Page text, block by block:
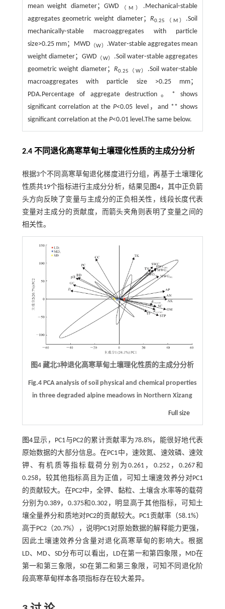
mean weight diameter；GWD （M） .Mechanical⁃stable
aggregates geometric weight diameter；R0.25（M） .Soil
mechanically⁃stable macroaggregates with particle
size>0.25 mm；MWD （W）
.Water⁃stable aggregates mean
weight diameter；GWD （W）
.Soil water⁃stable aggregates
geometric weight diameter； R0.25（W）
.Soil water-stable
macroaggregates with particle size >0.25 mm；
PDA.Percentage of aggregate destruction。* shows
significant correlation at theP<0.05 level，and ** shows
significant correlation at the P<0.01 level.The same below.
2.4 不同退化高寒草甸土壤理化性质的主成分分析
根据3个不同高寒草甸退化梯度进行分组，再基于土壤理化
性质共19个指标进行主成分分析，结果见图4 ，其中正负箭
头方向反映了变量与主成分的正负相关性，线段长度代表
变量对主成分的贡献度，而箭头夹角则表明了变量之间的
相关性。
图4 藏北3种退化高寒草甸土壤理化性质的主成分分析
Fig.4 PCA analysis of soil physical and chemical properties
in three degraded alpine meadows in Northern Xizang
Full size
图4 显示，PC1与PC2的累计贡献率为78.8%，能很好地代表
原始数据的大部分信息。在PC1中，速效氮、速效磷、速效
钾、有机质等指标载荷分别为0.261，0.252，0.267和
0.258，较其他指标高且为正值，可知土壤速效养分对PC1
的贡献较大。在PC2中，全钾、黏粒、土壤含水率等的载荷
分别为0.389，0.375和0.302，明显高于其他指标，可知土
壤全量养分和质地对PC2的贡献较大。PC1贡献率（58.1%）
高于PC2（20.7%），说明PC1对原始数据的解释能力更强，
因此土壤速效养分含量对退化高寒草甸的影响大。根据
LD、MD、SD分布可以看出，LD在第一和第四象限，MD在
第一和第三象限，SD在第二和第三象限，可知不同退化阶
段高寒草甸样本各项指标存在较大差异。